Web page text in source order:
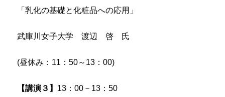
「乳化の基礎と化粧品への応用」
武庫川女子大学 渡辺 啓 氏
(昼休み：11：50～13：00)
【講演３】 13：00－13：50